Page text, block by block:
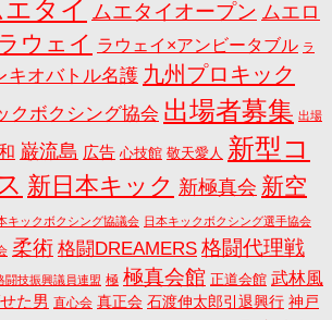
タイ ムエタイオープン ムエロ
ラウェイ ラウェイ×アンビータブル ラ
キオバトル名護 九州プロキック
クボクシング協会 出場者募集 出場
巌流島 広告 心技館 敬天愛人 新型コ
新日本キック 新極真会 新空
キックボクシング協議会 日本キックボクシング選手協会
柔術 格闘DREAMERS 格闘代理戦
闘技振興議員連盟 極 極真会館 正道会館 武林風
た男 直心会 真正会 石渡伸太郎引退興行 神戸